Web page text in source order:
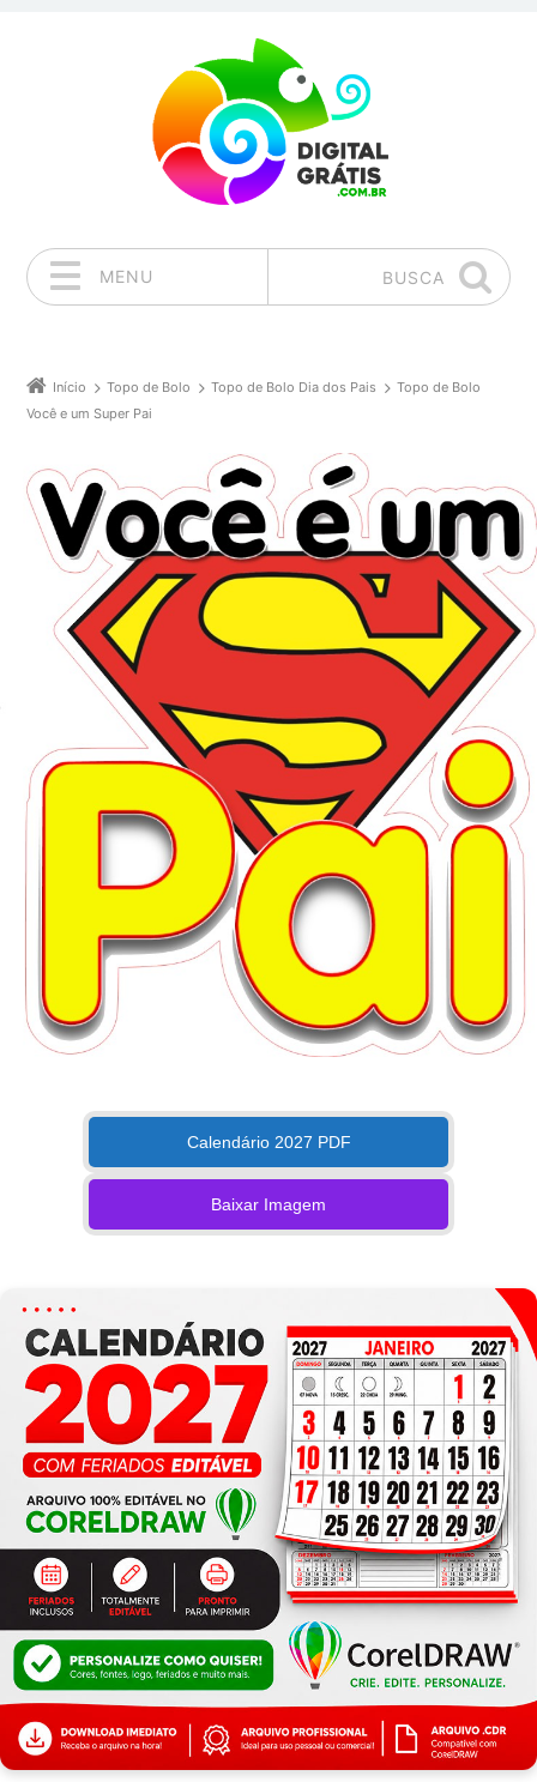
MENU BUSCA
Início Topo de Bolo Topo de Bolo Dia dos Pais
Topo de Bolo
Você e um Super Pai
Calendário 2027 PDF
Baixar Imagem